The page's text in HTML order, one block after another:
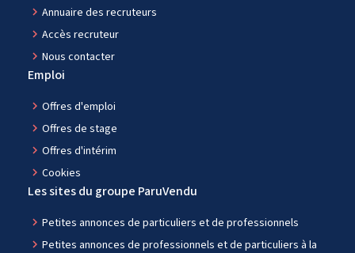
navigate_next Annuaire des recruteurs
navigate_next Accès recruteur
navigate_next Nous contacter
Emploi
navigate_next Offres d'emploi
navigate_next Offres de stage
navigate_next Offres d'intérim
navigate_next Cookies
Les sites du groupe ParuVendu
navigate_next Petites annonces de particuliers et de professionnels
navigate_next Petites annonces de professionnels et de particuliers à la